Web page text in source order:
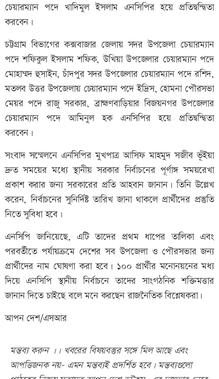
চেয়ারম্যান পদে খাদিমুল ইসলাম এনসিপির হয়ে প্রতিদ্বন্দ্বিতা
করবেন।
চট্টগ্রাম বিভাগের কক্সবাজার জেলায় সদর উপজেলা চেয়ারম্যান
পদে শফিকুল ইসলাম শফিক, উখিয়া উপজেলার চেয়ারম্যান পদে
মোহাম্মদ হুসাইন, চাঁদপুর সদর উপজেলার চেয়ারম্যান পদে রশিদ,
মতলব উত্তর উপজেলায় চেয়ারম্যান পদে ইদ্রিস, হোমনা পৌরসভা
মেয়র পদে রাজু সরকার, ব্রাহ্মণবাড়িয়ার বিজয়নগর উপজেলার
চেয়ারম্যান পদে আমিনুল হক এনসিপির হয়ে প্রতিদ্বন্দ্বিতা
করবেন।
সংবাদ সম্মেলনে এনসিপির মুখপাত্র আসিফ মাহমুদ সজীব ভূঁইয়া
দ্রুত সময়ের মধ্যে স্থানীয় সরকার নির্বাচনের পূর্ণাঙ্গ সময়রেখা
প্রকাশ করার জন্য সরকারের প্রতি আহবান জানান। তিনি উল্লেখ
করেন, নির্বাচনের সুনির্দিষ্ট তারিখ জানা থাকলে প্রার্থীদের প্রস্তুতি
নিতে সুবিধা হবে।
এনসিপি জানিয়েছে, এটি তাদের প্রথম ধাপের তালিকা এবং
পরবর্তীতে পর্যায়ক্রমে দেশের সব উপজেলা ও পৌরসভার জন্য
প্রার্থীদের নাম ঘোষণা করা হবে। ১০০ প্রার্থীর মনোনয়নের মধ্য
দিয়ে এনসিপি স্থানীয় নির্বাচনে তাদের সাংগঠনিক শক্তিমত্তার
জানান দিতে চাইছে বলে মনে করছেন রাজনৈতিক বিশ্লেষকরা।
আপন দেশ/এসআর
মন্তব্য করুন ।। খবরের বিষয়বস্তুর সঙ্গে মিল আছে এবং
আপত্তিজনক নয়- এমন মন্তব্যই প্রদর্শিত হবে। মন্তব্যগুলো